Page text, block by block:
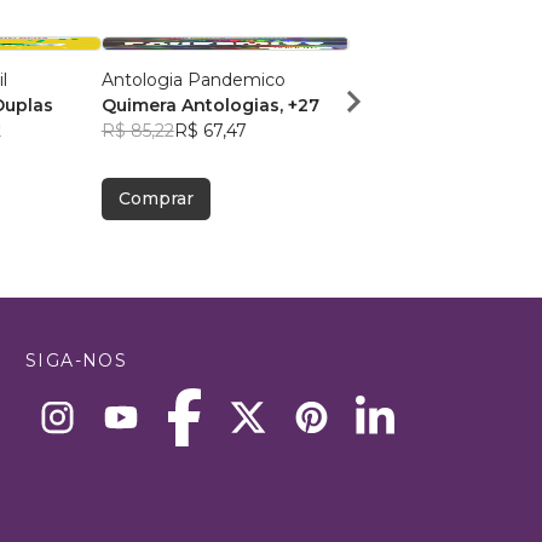
Antologia Pandemico
Quimera Antologias, +27
R$ 85,22R$ 67,47
Comprar
Paula Kotouc
SIGA-NOS